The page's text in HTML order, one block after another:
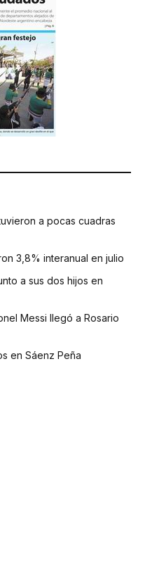
a pocas cuadras
3,8% interanual en julio
a sus dos hijos en
Messi llegó a Rosario
en Sáenz Peña